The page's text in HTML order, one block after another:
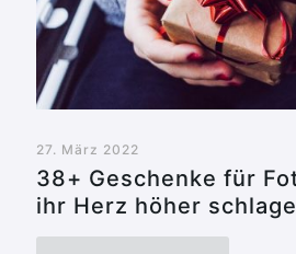
27. März 2022
38+ Geschenke für
ihr Herz höher